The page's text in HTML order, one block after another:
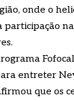
onde o
participação
entreter
que os